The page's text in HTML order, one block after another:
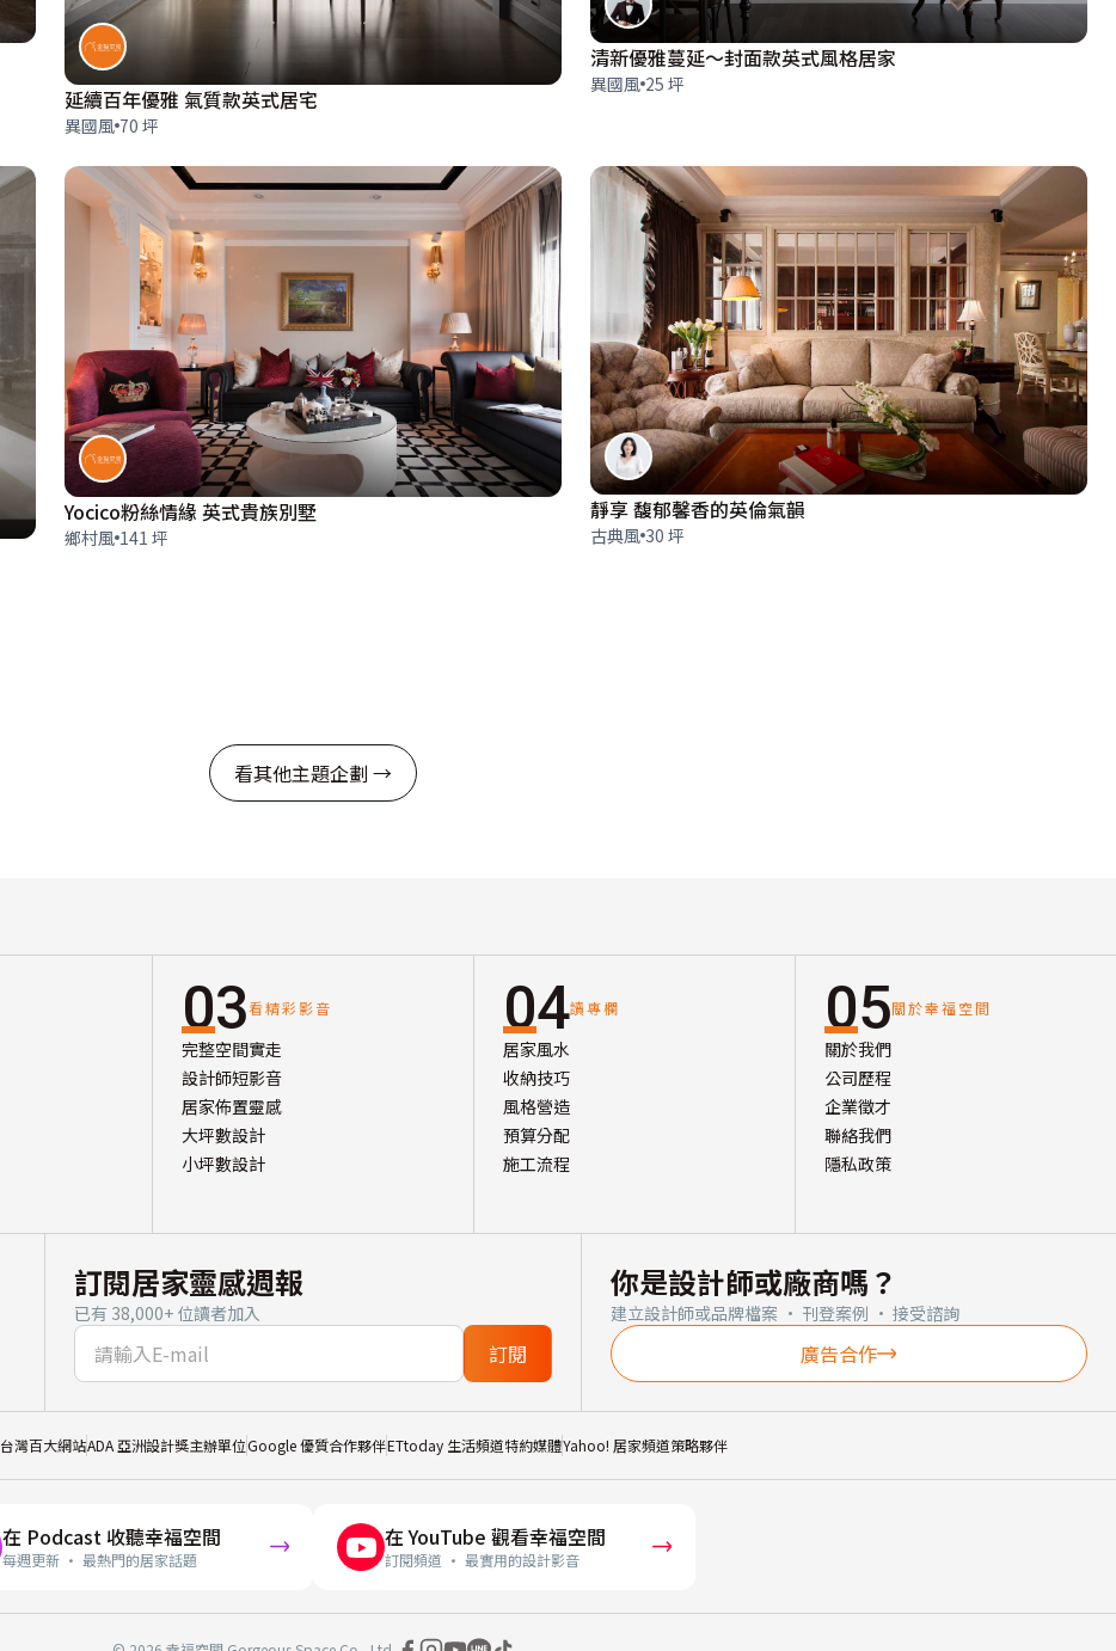
延續百年優雅 氣質款英式居宅
異國風 70 坪
清新優雅蔓延～封面款英式風格居家
異國風 25 坪
Yocico粉絲情緣 英式貴族別墅
鄉村風 141 坪
靜享 馥郁馨香的英倫氣韻
古典風 30 坪
看其他主題企劃 →
03看精彩影音
完整空間實走
設計師短影音
居家佈置靈感
大坪數設計
小坪數設計
04讀專欄
居家風水
收納技巧
風格營造
預算分配
施工流程
05關於幸福空間
關於我們
公司歷程
企業徵才
聯絡我們
隱私政策
訂閱居家靈感週報
已有 38,000+ 位讀者加入
訂閱
你是設計師或廠商嗎？
建立設計師或品牌檔案 · 刊登案例 · 接受諮詢
廣告合作
台灣百大網站ADA 亞洲設計獎主辦單位Google 優質合作夥伴ETtoday 生活頻道特約媒體Yahoo! 居家頻道策略夥伴
在 Podcast 收聽幸福空間
每週更新 · 最熱門的居家話題
在 YouTube 觀看幸福空間
訂閱頻道 · 最實用的設計影音